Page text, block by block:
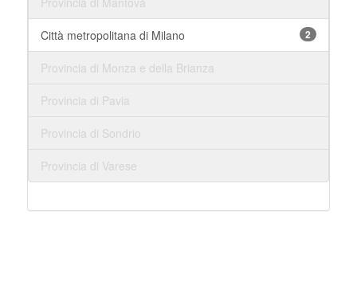
Città metropolitana di Milano 2
Provincia di Monza e della Brianza
Provincia di Pavia
Provincia di Sondrio
Provincia di Varese